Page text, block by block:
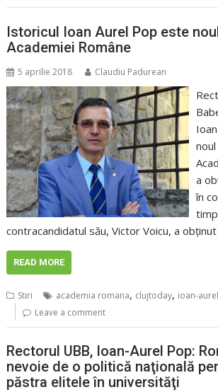
Istoricul Ioan Aurel Pop este
Academiei Române
5 aprilie 2018 Claudiu Padurean
a
în
contracandidatul său, Victor Voicu, a
READ MORE
Stiri academia romana, clujtoday, ioan-
Leave a comment
Rectorul UBB, Ioan-Aurel Pop:
nevoie de o politică naţională
păstra elitele în universităţi